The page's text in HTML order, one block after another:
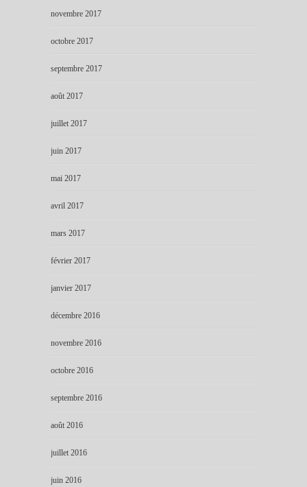
novembre 2017
octobre 2017
septembre 2017
août 2017
juillet 2017
juin 2017
mai 2017
avril 2017
mars 2017
février 2017
janvier 2017
décembre 2016
novembre 2016
octobre 2016
septembre 2016
août 2016
juillet 2016
juin 2016